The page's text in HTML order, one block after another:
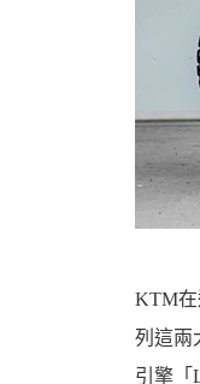
KTM在
列這兩
引擎「